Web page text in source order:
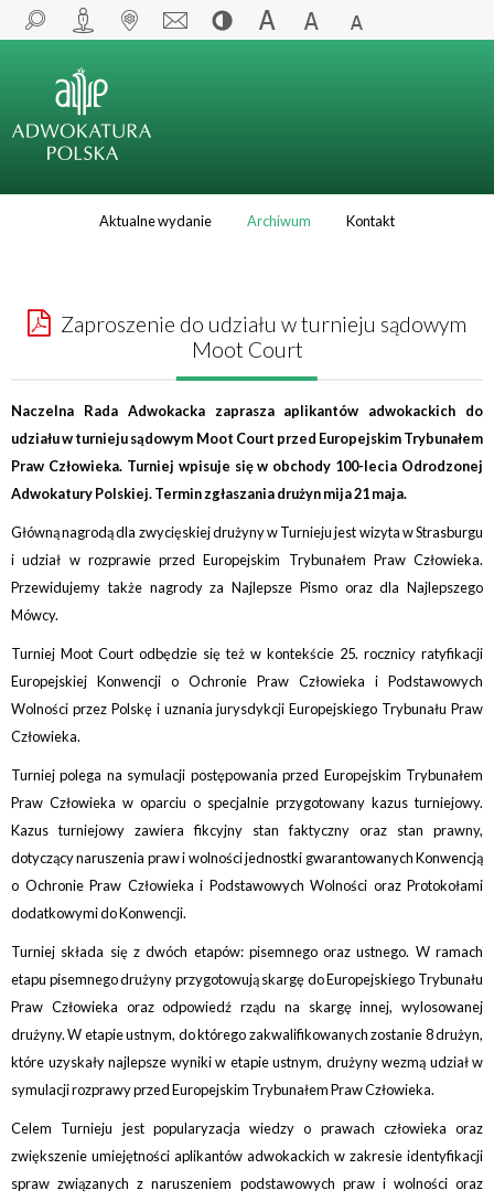
Aktualne wydanie Archiwum Kontakt
Zaproszenie do udziału w turnieju sądowym
Moot Court
Naczelna Rada Adwokacka zaprasza aplikantów adwokackich do
udziału w turnieju sądowym Moot Court przed Europejskim Trybunałem
Praw Człowieka. Turniej wpisuje się w obchody 100-lecia Odrodzonej
Adwokatury Polskiej. Termin zgłaszania drużyn mija 21 maja.
Główną nagrodą dla zwycięskiej drużyny w Turnieju jest wizyta w Strasburgu
i udział w rozprawie przed Europejskim Trybunałem Praw Człowieka.
Przewidujemy także nagrody za Najlepsze Pismo oraz dla Najlepszego
Mówcy.
Turniej Moot Court odbędzie się też w kontekście 25. rocznicy ratyfikacji
Europejskiej Konwencji o Ochronie Praw Człowieka i Podstawowych
Wolności przez Polskę i uznania jurysdykcji Europejskiego Trybunału Praw
Człowieka.
Turniej polega na symulacji postępowania przed Europejskim Trybunałem
Praw Człowieka w oparciu o specjalnie przygotowany kazus turniejowy.
Kazus turniejowy zawiera fikcyjny stan faktyczny oraz stan prawny,
dotyczący naruszenia praw i wolności jednostki gwarantowanych Konwencją
o Ochronie Praw Człowieka i Podstawowych Wolności oraz Protokołami
dodatkowymi do Konwencji.
Turniej składa się z dwóch etapów: pisemnego oraz ustnego. W ramach
etapu pisemnego drużyny przygotowują skargę do Europejskiego Trybunału
Praw Człowieka oraz odpowiedź rządu na skargę innej, wylosowanej
drużyny. W etapie ustnym, do którego zakwalifikowanych zostanie 8 drużyn,
które uzyskały najlepsze wyniki w etapie ustnym, drużyny wezmą udział w
symulacji rozprawy przed Europejskim Trybunałem Praw Człowieka.
Celem Turnieju jest popularyzacja wiedzy o prawach człowieka oraz
zwiększenie umiejętności aplikantów adwokackich w zakresie identyfikacji
spraw związanych z naruszeniem podstawowych praw i wolności oraz